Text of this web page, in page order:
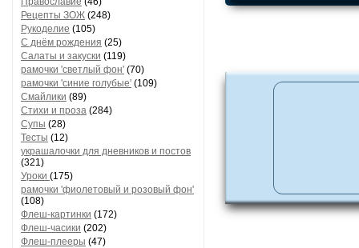
Рецепты ЗОЖ (248)
Рукоделие (105)
С днём рождения (25)
Салаты и закуски (119)
рамочки 'светлый фон' (70)
рамочки 'синие голубые' (109)
Смайлики (89)
Стихи и проза (284)
Супы (28)
Тесты (12)
украшалочки для дневников и постов
(321)
Уроки (175)
рамочки 'фиолетовый и розовый фон'
(108)
Флеш-картинки (172)
Флеш-часики (202)
Флеш-плееры (47)